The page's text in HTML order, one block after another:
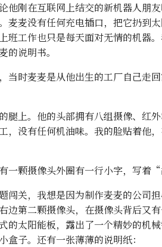
他刚在互联网上结交的新机器人朋
麦麦没有任何充电插口，把它扔到
班工作也只是每天面对无情的机器
的说明书。
当时麦麦是从他出生的工厂自己走
腿上。他的头部拥有八组摄像、红
，没有任何机油味。我的脸贴着他
一颗摄像头外圈有一行小字，写着“
闯关，我想是因为制作麦麦的公司
边第二颗摄像头，在摄像头背后又
的太阳能板，露出了一个精妙的机
盒子。还有一张薄薄的说明纸：